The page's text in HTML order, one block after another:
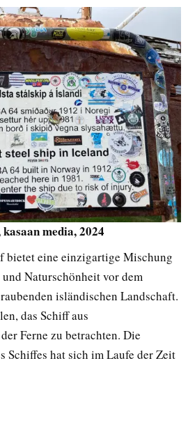
media, 2024
bietet eine einzigartige Mischung
Naturschönheit vor dem
isländischen Landschaft.
das Schiff aus
Ferne zu betrachten. Die
Schiffes hat sich im Laufe der Zeit